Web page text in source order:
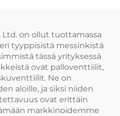
Ltd. on ollut tuottamassa
tyyppisistä messinkistä
tässä yrityksessä
ovat palloventtiilit,
Ne on
aloille, ja siksi niiden
ovat erittäin
markkinoidemme